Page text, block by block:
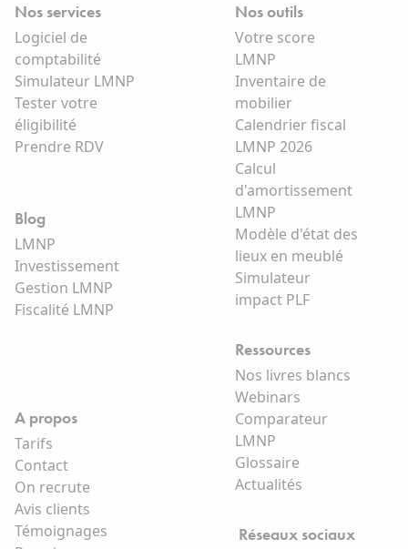
Nos services
Logiciel de
comptabilité
Simulateur LMNP
Tester votre
éligibilité
Prendre RDV
Nos outils
Votre score
LMNP
Inventaire de
mobilier
Calendrier fiscal
LMNP 2026
Calcul
d'amortissement
LMNP
Modèle d'état des
lieux en meublé
Simulateur
impact PLF
Blog
LMNP
Investissement
Gestion LMNP
Fiscalité LMNP
Ressources
Nos livres blancs
Webinars
Comparateur
LMNP
Glossaire
Actualités
A propos
Tarifs
Contact
On recrute
Avis clients
Témoignages
Réseaux sociaux